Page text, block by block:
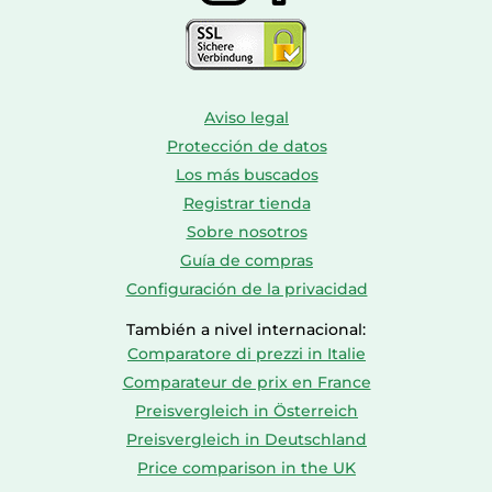
Aviso legal
Protección de datos
Los más buscados
Registrar tienda
Sobre nosotros
Guía de compras
Configuración de la privacidad
También a nivel internacional:
Comparatore di prezzi in Italie
Comparateur de prix en France
Preisvergleich in Österreich
Preisvergleich in Deutschland
Price comparison in the UK